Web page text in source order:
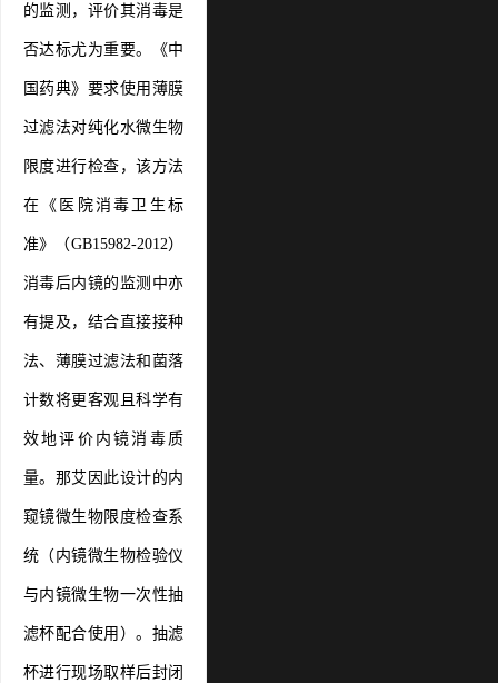
的监测，评价其消毒是
否达标尤为重要。《中
国药典》要求使用薄膜
过滤法对纯化水微生物
限度进行检查，该方法
在《医院消毒卫生标
准》（GB15982-2012）
消毒后内镜的监测中亦
有提及，结合直接接种
法、薄膜过滤法和菌落
计数将更客观且科学有
效地评价内镜消毒质
量。那艾因此设计的内
窥镜微生物限度检查系
统（内镜微生物检验仪
与内镜微生物一次性抽
滤杯配合使用）。抽滤
杯进行现场取样后封闭